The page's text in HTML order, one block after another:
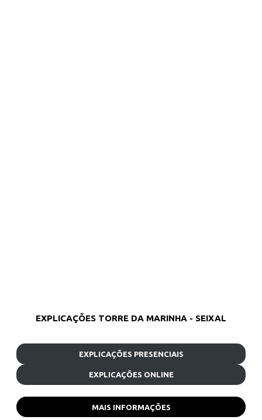
EXPLICAÇÕES TORRE DA MARINHA - SEIXAL
EXPLICAÇÕES PRESENCIAIS
EXPLICAÇÕES ONLINE
MAIS INFORMAÇÕES